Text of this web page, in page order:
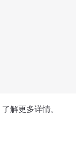
了解更多详情。